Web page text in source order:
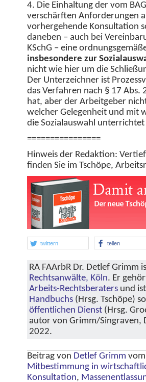
4. Die Einhaltung der vom
verschärften Anforderungen
vorhergehende Konsultation
daneben – auch bei
KSchG – eine
insbesondere zur
nicht wie hier um die
Der Unterzeichner ist
das Verfahren nach § 17
hat, aber der Arbeitgeber
welcher Gelegenheit und mit
die Sozialauswahl
================
Hinweis der Redaktion:
finden Sie im Tschöpe,
twittern teilen
RA FAArbR Dr. Detlef Grimm
Rechtsanwälte, Köln. Er
Arbeits-Rechtsberaters und
Handbuchs (Hrsg. Tschöpe)
öffentlichen Dienst (Hrsg.
autor von Grimm/Singraven,
2022.
Beitrag von Detlef Grimm
Mitbestimmung in
Konsultation,